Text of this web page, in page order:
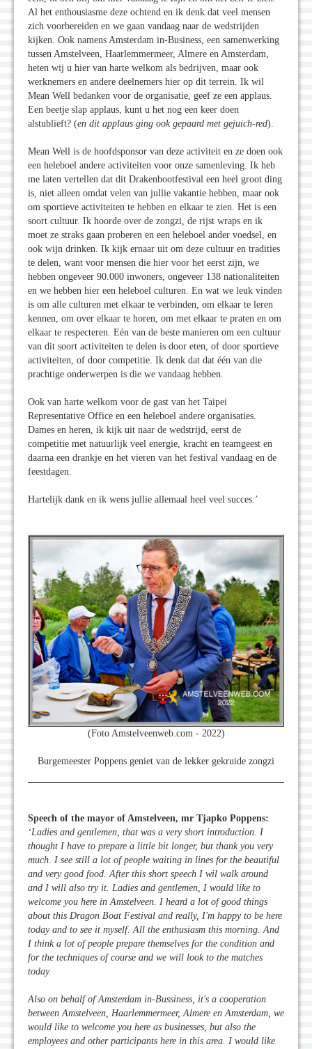
Al het enthousiasme deze ochtend en ik denk dat veel mensen
zich voorbereiden en we gaan vandaag naar de wedstrijden
kijken. Ook namens Amsterdam in-Business, een samenwerking
tussen Amstelveen, Haarlemmermeer, Almere en Amsterdam,
heten wij u hier van harte welkom als bedrijven, maar ook
werknemers en andere deelnemers hier op dit terrein. Ik wil
Mean Well bedanken voor de organisatie, geef ze een applaus.
Een beetje slap applaus, kunt u het nog een keer doen
alstublieft? (en dit applaus ging ook gepaard met gejuich-red).
Mean Well is de hoofdsponsor van deze activiteit en ze doen ook
een heleboel andere activiteiten voor onze samenleving. Ik heb
me laten vertellen dat dit Drakenbootfestival een heel groot ding
is, niet alleen omdat velen van jullie vakantie hebben, maar ook
om sportieve activiteiten te hebben en elkaar te zien. Het is een
soort cultuur. Ik hoorde over de zongzi, de rijst wraps en ik
moet ze straks gaan proberen en een heleboel ander voedsel, en
ook wijn drinken. Ik kijk ernaar uit om deze cultuur en tradities
te delen, want voor mensen die hier voor het eerst zijn, we
hebben ongeveer 90.000 inwoners, ongeveer 138 nationaliteiten
en we hebben hier een heleboel culturen. En wat we leuk vinden
is om alle culturen met elkaar te verbinden, om elkaar te leren
kennen, om over elkaar te horen, om met elkaar te praten en om
elkaar te respecteren. Eén van de beste manieren om een cultuur
van dit soort activiteiten te delen is door eten, of door sportieve
activiteiten, of door competitie. Ik denk dat dat één van die
prachtige onderwerpen is die we vandaag hebben.
Ook van harte welkom voor de gast van het Taipei
Representative Office en een heleboel andere organisaties.
Dames en heren, ik kijk uit naar de wedstrijd, eerst de
competitie met natuurlijk veel energie, kracht en teamgeest en
daarna een drankje en het vieren van het festival vandaag en de
feestdagen.
Hartelijk dank en ik wens jullie allemaal heel veel succes.’
(Foto Amstelveenweb.com - 2022)
Burgemeester Poppens geniet van de lekker gekruide zongzi
Speech of the mayor of Amstelveen, mr Tjapko Poppens:
‘Ladies and gentlemen, that was a very short introduction. I
thought I have to prepare a little bit longer, but thank you very
much. I see still a lot of people waiting in lines for the beautiful
and very good food. After this short speech I wil walk around
and I will also try it. Ladies and gentlemen, I would like to
welcome you here in Amstelveen. I heard a lot of good things
about this Dragon Boat Festival and really, I'm happy to be here
today and to see it myself. All the enthusiasm this morning. And
I think a lot of people prepare themselves for the condition and
for the techniques of course and we will look to the matches
today.
Also on behalf of Amsterdam in-Bussiness, it's a cooperation
between Amstelveen, Haarlemmermeer, Almere en Amsterdam, we
would like to welcome you here as businesses, but also the
employees and other participants here in this area. I would like